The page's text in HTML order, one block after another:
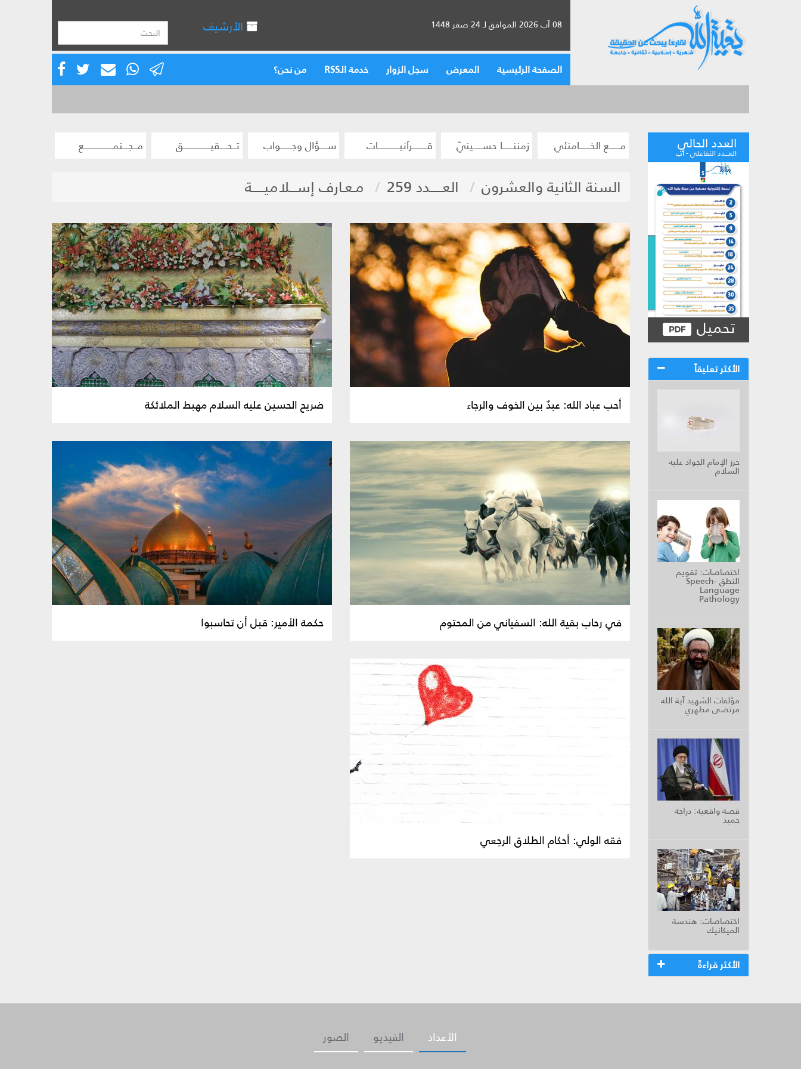
08 آب 2026 الموافق لـ 24 صفر 1448 الأرشيف
الصفحة الرئيسية المعرض سجل الزوار خدمة الـRSS من نحن؟
العدد الحالي
العـــدد التفاعلي - آب
تحميل
الأكثر تعليقاً
حرز الإمام الجواد عليه
السلام
اختصاصات: تقويم
النطق Speech-
Language
Pathology
مؤلفات الشهيد آية الله
مرتضى مطهري
قصة واقعية: دراجة
حميد
اختصاصات: هندسة
الميكانيك
الأكثر قراءةً
مــــــع الخــــــامنئي زمننــــــا حســـــينيّ قــــــــرآنيــــــــــــات ســــؤال وجــــــواب تــحــــقيـــــــــــــــق مــجـــتمــــــــــــــــع
السنة الثانية والعشرون العـــــدد 259 مـعـارف إســـلاميـــــة
أحب عباد الله: عبدٌ بين الخوف والرجاء ضريح الحسين عليه السلام مهبط الملائكة
في رحاب بقية الله: السفياني من المحتوم حكمة الأمير: قبل أن تحاسبوا
فقه الولي: أحكام الطلاق الرجعي
الصور الفيديو الأعداد